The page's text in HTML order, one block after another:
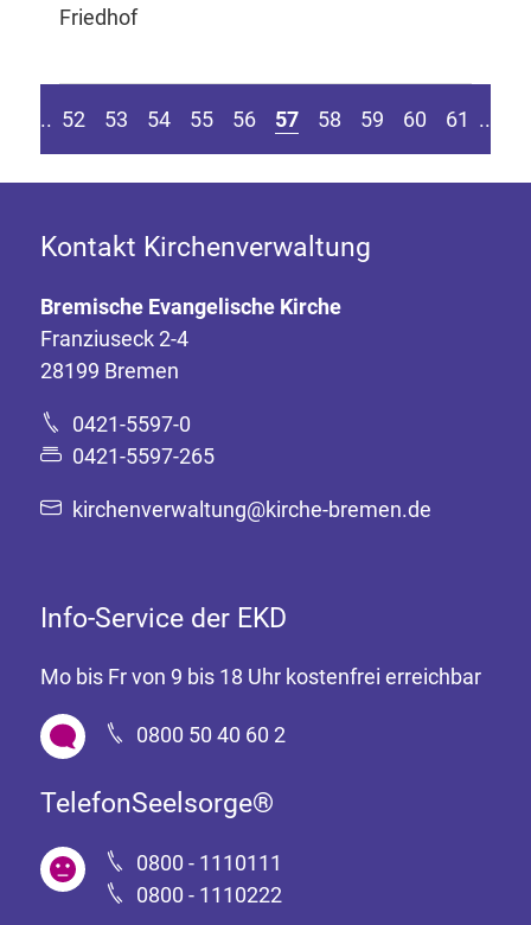
Friedhof
springen
vorherigen Seite
.... 52 53 54 55 56 57 58 59 60 61 ....
Kontakt Kirchenverwaltung
Bremische Evangelische Kirche
Franziuseck 2-4
28199 Bremen
0421-5597-0
0421-5597-265
kirchenverwaltung@kirche-bremen.de
Info-Service der EKD
Mo bis Fr von 9 bis 18 Uhr kostenfrei erreichbar
0800 50 40 60 2
TelefonSeelsorge®
0800 - 1110111
0800 - 1110222